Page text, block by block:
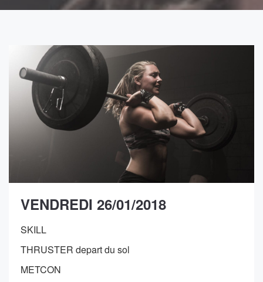
VENDREDI 26/01/2018
SKILL
THRUSTER depart du sol
METCON